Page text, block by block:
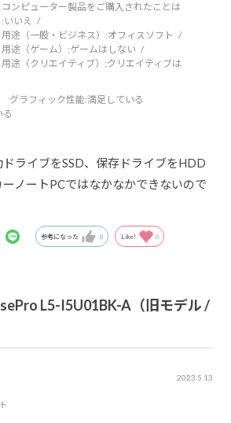
ンピューター製品をご購入されたことは
いいえ
途（一般・ビジネス）:オフィスソフト
途（ゲーム）:ゲームはしない
途（クリエイティブ）:クリエイティブは
グラフィック性能:満足している
る
ライブをSSD、保存ドライブをHDD
ノートPCではなかなかできないので
参考になった 0 Like! 0
L5-I5U01BK-A（旧モデル /
2023.5.13